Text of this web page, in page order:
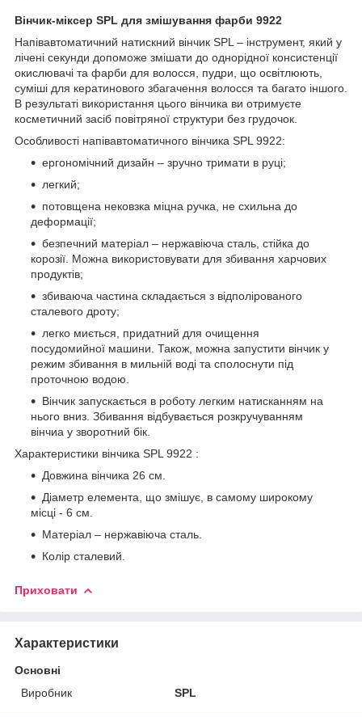
Вінчик-міксер SPL для змішування фарби 9922
Напівавтоматичний натискний вінчик SPL – інструмент, який у
лічені секунди допоможе змішати до однорідної консистенції
окислювачі та фарби для волосся, пудри, що освітлюють,
суміші для кератинового збагачення волосся та багато іншого.
В результаті використання цього вінчика ви отримуєте
косметичний засіб повітряної структури без грудочок.
Особливості напівавтоматичного вінчика SPL 9922:
ергономічний дизайн – зручно тримати в руці;
легкий;
потовщена нековзка міцна ручка, не схильна до
деформації;
безпечний матеріал – нержавіюча сталь, стійка до
корозії. Можна використовувати для збивання харчових
продуктів;
збиваюча частина складається з відполірованого
сталевого дроту;
легко миється, придатний для очищення
посудомийної машини. Також, можна запустити вінчик у
режим збивання в мильній воді та сполоснути під
проточною водою.
Вінчик запускається в роботу легким натисканням на
нього вниз. Збивання відбувається розкручуванням
вінчиа у зворотний бік.
Характеристики вінчика SPL 9922 :
Довжина вінчика 26 см.
Діаметр елемента, що змішує, в самому широкому
місці - 6 см.
Матеріал – нержавіюча сталь.
Колір сталевий.
Приховати
Характеристики
Основні
Виробник
SPL